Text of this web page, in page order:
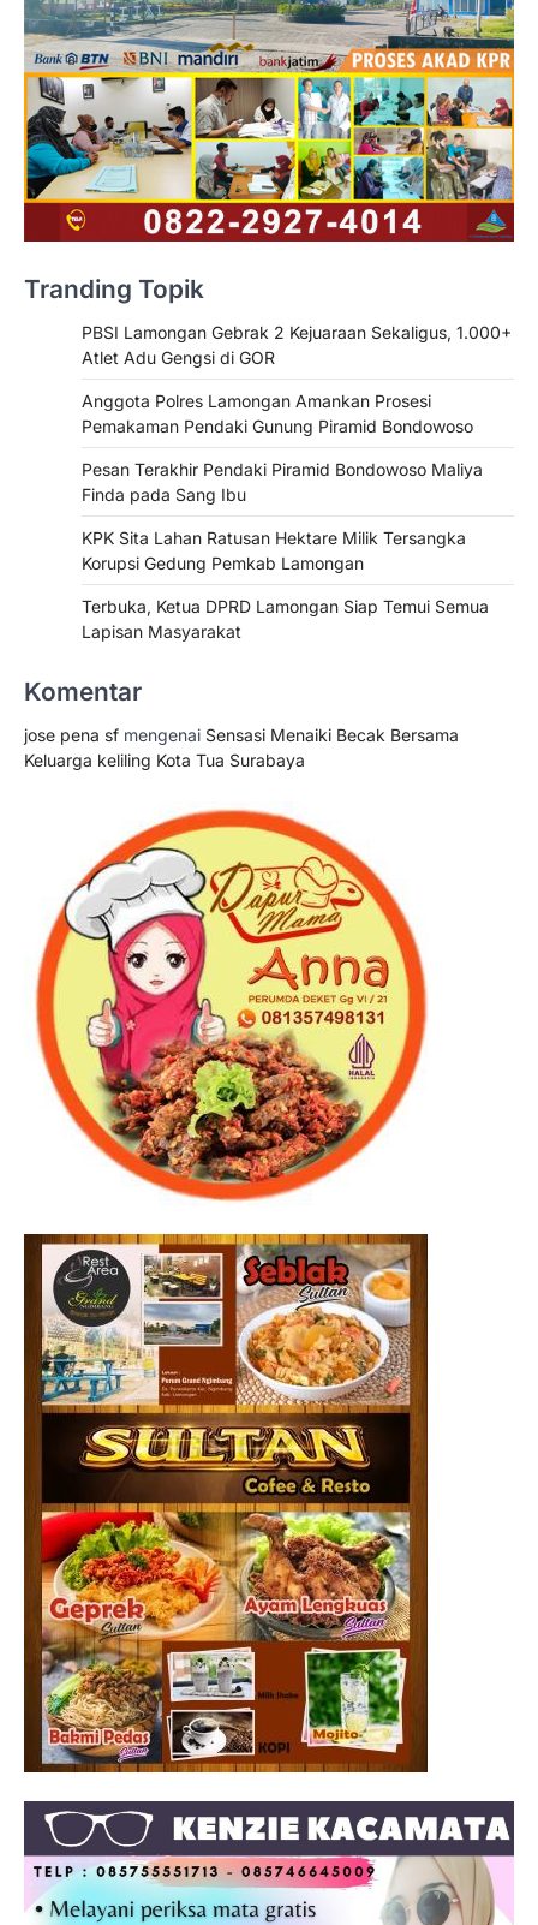
Tranding Topik
PBSI Lamongan Gebrak 2 Kejuaraan Sekaligus, 1.000+
Atlet Adu Gengsi di GOR
Anggota Polres Lamongan Amankan Prosesi
Pemakaman Pendaki Gunung Piramid Bondowoso
Pesan Terakhir Pendaki Piramid Bondowoso Maliya
Finda pada Sang Ibu
KPK Sita Lahan Ratusan Hektare Milik Tersangka
Korupsi Gedung Pemkab Lamongan
Terbuka, Ketua DPRD Lamongan Siap Temui Semua
Lapisan Masyarakat
Komentar
jose pena sf mengenai Sensasi Menaiki Becak Bersama
Keluarga keliling Kota Tua Surabaya